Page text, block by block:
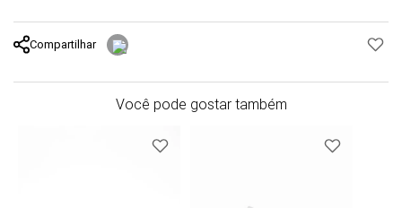
Compartilhar
Você pode gostar também